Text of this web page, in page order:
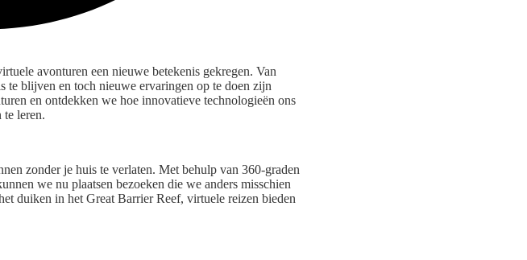
avonturen een nieuwe betekenis gekregen. Van
te blijven en toch nieuwe ervaringen op te doen zijn
en ontdekken we hoe innovatieve technologieën ons
te leren.
zonder je huis te verlaten. Met behulp van 360-graden
we nu plaatsen bezoeken die we anders misschien
duiken in het Great Barrier Reef, virtuele reizen bieden